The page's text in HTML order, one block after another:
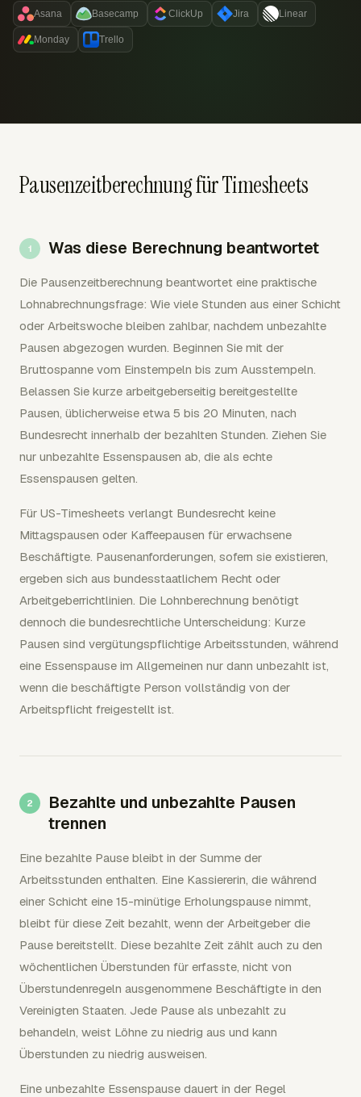
Asana Basecamp ClickUp Jira Linear
Monday Trello
Pausenzeitberechnung für Timesheets
Was diese Berechnung beantwortet
Die Pausenzeitberechnung beantwortet eine praktische
Lohnabrechnungsfrage: Wie viele Stunden aus einer Schicht
oder Arbeitswoche bleiben zahlbar, nachdem unbezahlte
Pausen abgezogen wurden. Beginnen Sie mit der
Bruttospanne vom Einstempeln bis zum Ausstempeln.
Belassen Sie kurze arbeitgeberseitig bereitgestellte
Pausen, üblicherweise etwa 5 bis 20 Minuten, nach
Bundesrecht innerhalb der bezahlten Stunden. Ziehen Sie
nur unbezahlte Essenspausen ab, die als echte
Essenspausen gelten.
Für US-Timesheets verlangt Bundesrecht keine
Mittagspausen oder Kaffeepausen für erwachsene
Beschäftigte. Pausenanforderungen, sofern sie existieren,
ergeben sich aus bundesstaatlichem Recht oder
Arbeitgeberrichtlinien. Die Lohnberechnung benötigt
dennoch die bundesrechtliche Unterscheidung: Kurze
Pausen sind vergütungspflichtige Arbeitsstunden, während
eine Essenspause im Allgemeinen nur dann unbezahlt ist,
wenn die beschäftigte Person vollständig von der
Arbeitspflicht freigestellt ist.
Bezahlte und unbezahlte Pausen
trennen
Eine bezahlte Pause bleibt in der Summe der
Arbeitsstunden enthalten. Eine Kassiererin, die während
einer Schicht eine 15-minütige Erholungspause nimmt,
bleibt für diese Zeit bezahlt, wenn der Arbeitgeber die
Pause bereitstellt. Diese bezahlte Zeit zählt auch zu den
wöchentlichen Überstunden für erfasste, nicht von
Überstundenregeln ausgenommene Beschäftigte in den
Vereinigten Staaten. Jede Pause als unbezahlt zu
behandeln, weist Löhne zu niedrig aus und kann
Überstunden zu niedrig ausweisen.
Eine unbezahlte Essenspause dauert in der Regel